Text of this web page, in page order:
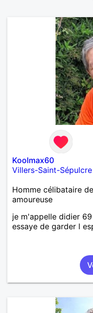
Koolmax60
Villers-Saint-Sépulcre
Homme célibataire
amoureuse
je m'appelle didier
essaye de garder l